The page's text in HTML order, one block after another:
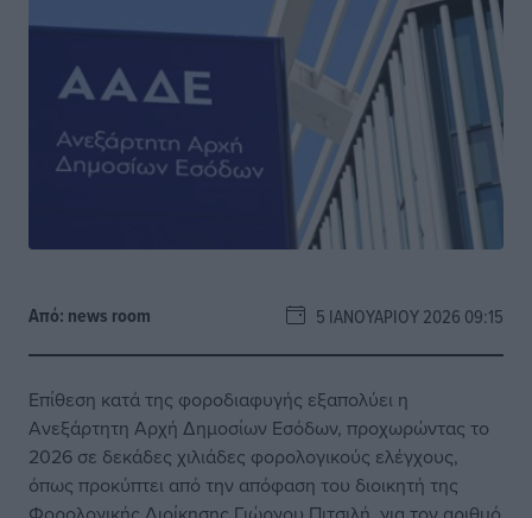
Από: news room 5 ΙΑΝΟΥΑΡΊΟΥ 2026 09:15
Επίθεση κατά της φοροδιαφυγής εξαπολύει η
Ανεξάρτητη Αρχή Δημοσίων Εσόδων, προχωρώντας το
2026 σε δεκάδες χιλιάδες φορολογικούς ελέγχους,
όπως προκύπτει από την απόφαση του διοικητή της